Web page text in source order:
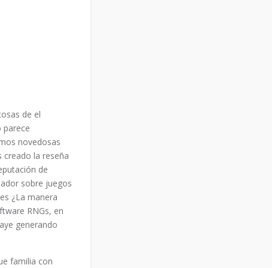
de el
novedosas
la reseña
de
sobre juegos
¿La manera
RNGs, en
generando
familia con